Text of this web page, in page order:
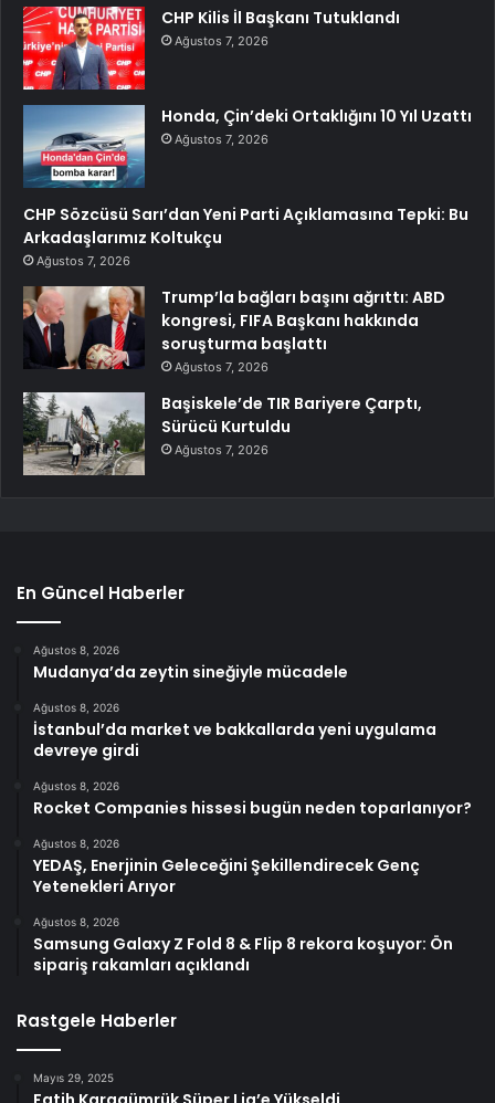
CHP Kilis İl Başkanı Tutuklandı
Ağustos 7, 2026
Honda, Çin’deki Ortaklığını 10 Yıl Uzattı
Ağustos 7, 2026
CHP Sözcüsü Sarı’dan Yeni Parti Açıklamasına Tepki: Bu
Arkadaşlarımız Koltukçu
Ağustos 7, 2026
Trump’la bağları başını ağrıttı: ABD
kongresi, FIFA Başkanı hakkında
soruşturma başlattı
Ağustos 7, 2026
Başiskele’de TIR Bariyere Çarptı,
Sürücü Kurtuldu
Ağustos 7, 2026
En Güncel Haberler
Ağustos 8, 2026
Mudanya’da zeytin sineğiyle mücadele
Ağustos 8, 2026
İstanbul’da market ve bakkallarda yeni uygulama
devreye girdi
Ağustos 8, 2026
Rocket Companies hissesi bugün neden toparlanıyor?
Ağustos 8, 2026
YEDAŞ, Enerjinin Geleceğini Şekillendirecek Genç
Yetenekleri Arıyor
Ağustos 8, 2026
Samsung Galaxy Z Fold 8 & Flip 8 rekora koşuyor: Ön
sipariş rakamları açıklandı
Rastgele Haberler
Mayıs 29, 2025